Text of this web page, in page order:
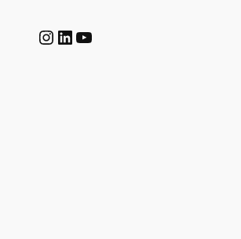
Instagram
LinkedIn
YouTube